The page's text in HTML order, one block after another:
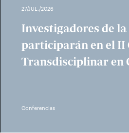
27/JUL./2026
Investigadores de la
participarán en el II
Transdisciplinar en
Conferencias